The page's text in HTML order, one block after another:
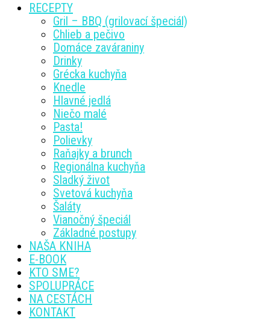
RECEPTY
Gril – BBQ (grilovací špeciál)
Chlieb a pečivo
Domáce zaváraniny
Drinky
Grécka kuchyňa
Knedle
Hlavné jedlá
Niečo malé
Pasta!
Polievky
Raňajky a brunch
Regionálna kuchyňa
Sladký život
Svetová kuchyňa
Šaláty
Vianočný špeciál
Základné postupy
NAŠA KNIHA
E-BOOK
KTO SME?
SPOLUPRÁCE
NA CESTÁCH
KONTAKT